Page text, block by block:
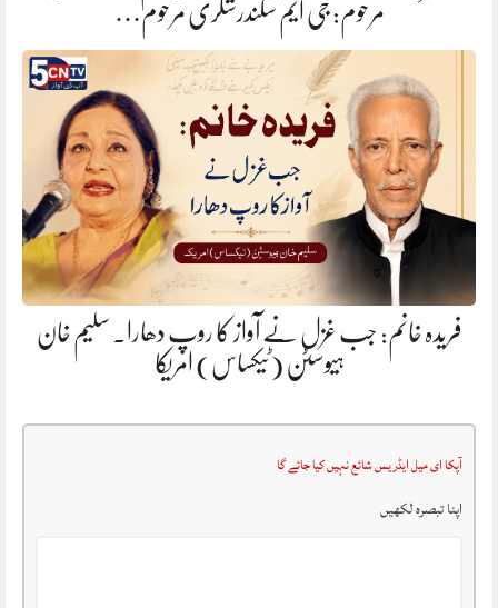
مرحوم: جی ایم سکندرشگری مرحوم…
فریدہ خانم: جب غزل نے آواز کا روپ دھارا. سلیم خان
ہیوسٹن (ٹیکساس) امریکا
آپکا ای میل ایڈریس شائع نہیں کیا جائے گا
اپنا تبصرہ لکھیں